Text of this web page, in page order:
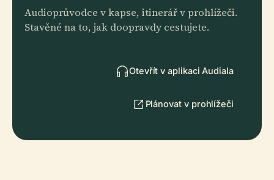
Audioprůvodce v kapse, itinerář v prohlížeči.
Stavěné na to, jak doopravdy cestujete.
Otevřít v aplikaci Audiala
Plánovat v prohlížeči